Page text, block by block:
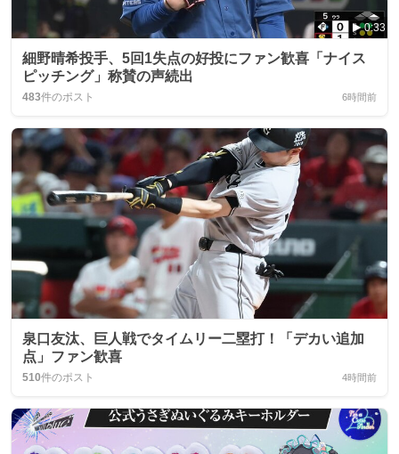
0:33
細野晴希投手、5回1失点の好投にファン歓喜「ナイス
ピッチング」称賛の声続出
483件のポスト 6時間前
泉口友汰、巨人戦でタイムリー二塁打！「デカい追加
点」ファン歓喜
510件のポスト 4時間前